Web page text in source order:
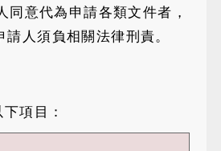
同意代為申請各類文件者，
請人須負相關法律刑責。
項目：